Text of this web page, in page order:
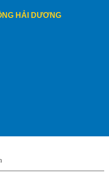
HẢI DƯƠNG